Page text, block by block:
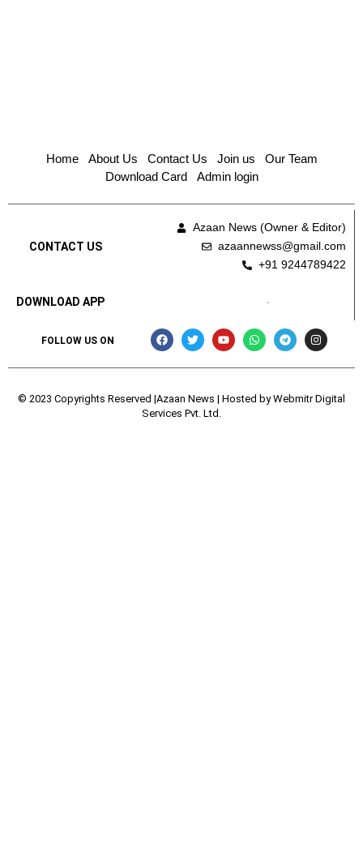
Home About Us Contact Us Join us
Our Team
Download Card
Admin login
CONTACT US
Azaan News (Owner & Editor)
azaannewss@gmail.com
+91 9244789422
DOWNLOAD APP
FOLLOW US ON
© 2023 Copyrights Reserved |Azaan News | Hosted byWebmitr Digital
Services Pvt. Ltd.